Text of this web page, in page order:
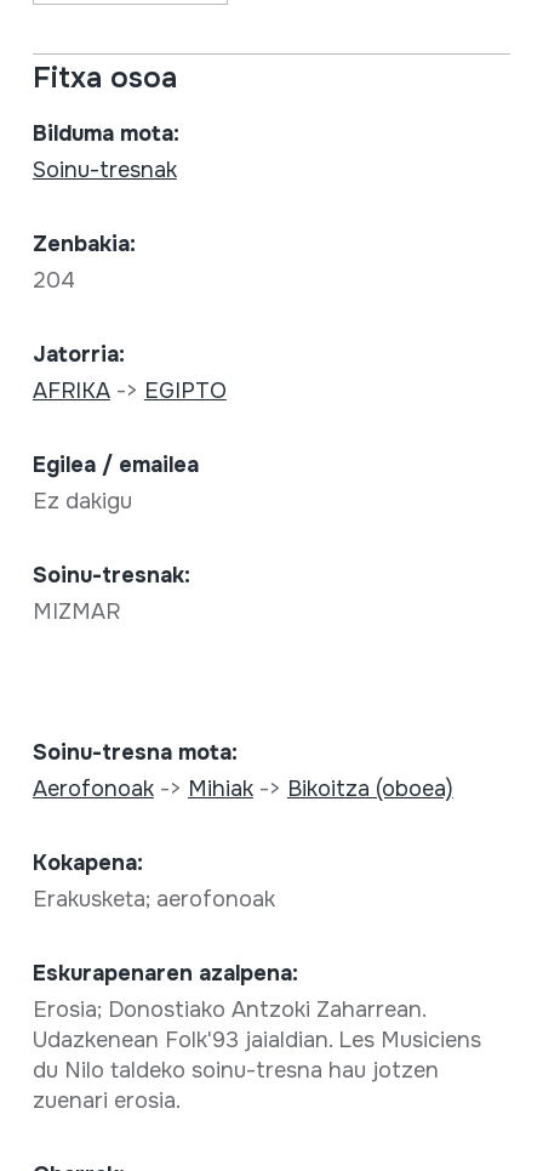
Fitxa osoa
Bilduma mota:
Soinu-tresnak
Zenbakia:
204
Jatorria:
AFRIKA-> EGIPTO
Egilea / emailea
Ez dakigu
Soinu-tresnak:
MIZMAR
Soinu-tresna mota:
Aerofonoak-> Mihiak-> Bikoitza (oboea)
Kokapena:
Erakusketa; aerofonoak
Eskurapenaren azalpena:
Erosia; Donostiako Antzoki Zaharrean.
Udazkenean Folk'93 jaialdian. Les Musiciens
du Nilo taldeko soinu-tresna hau jotzen
zuenari erosia.